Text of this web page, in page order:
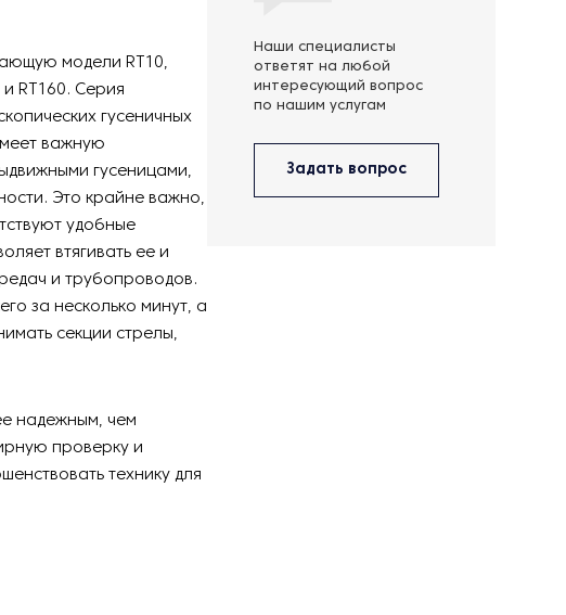
модели RT10,
и RT160. Серия
гусеничных
важную
гусеницами,
Это крайне важно,
удобные
втягивать ее и
и трубопроводов.
за несколько минут, а
секции стрелы,
надежным, чем
проверку и
технику для
Наши специалисты
ответят на любой
интересующий вопрос
по нашим услугам
Задать вопрос